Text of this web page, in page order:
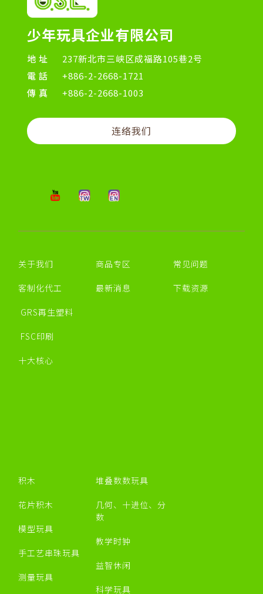
少年玩具企业有限公司
地址
237新北市三峡区成福路105巷2号
電話
+886-2-2668-1721
傳真
+886-2-2668-1003
连络我们
关于我们
客制化代工
GRS再生塑料
FSC印刷
十大核心
商品专区
最新消息
常见问题
下载资源
积木
花片积木
模型玩具
手工艺串珠玩具
测量玩具
堆叠数数玩具
几何、十进位、分
数
教学时钟
益智休闲
科学玩具